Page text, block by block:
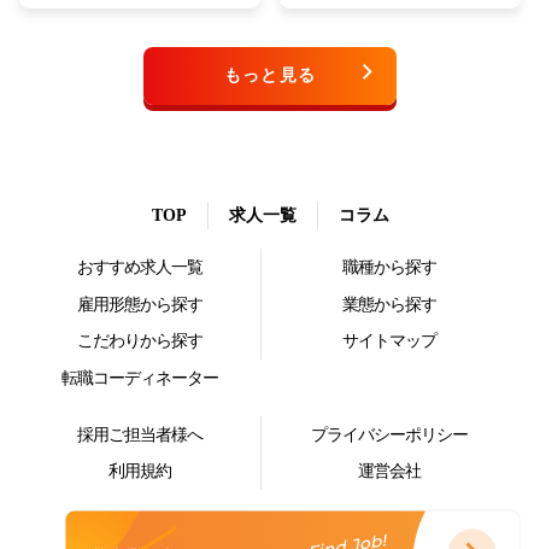
もっと見る
TOP 求人一覧 コラム
おすすめ求人一覧 職種から探す
雇用形態から探す 業態から探す
こだわりから探す サイトマップ
転職コーディネーター
採用ご担当者様へ プライバシーポリシー
利用規約 運営会社